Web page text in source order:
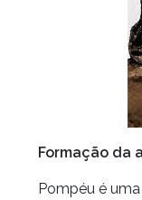
Formação da
Pompéu é